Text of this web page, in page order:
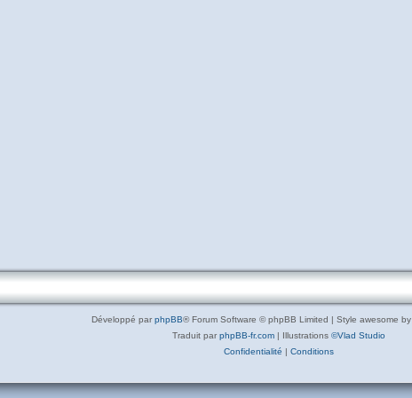
Développé par phpBB® Forum Software © phpBB Limited | Style awesome by
Traduit par phpBB-fr.com | Illustrations ©Vlad Studio
Confidentialité | Conditions